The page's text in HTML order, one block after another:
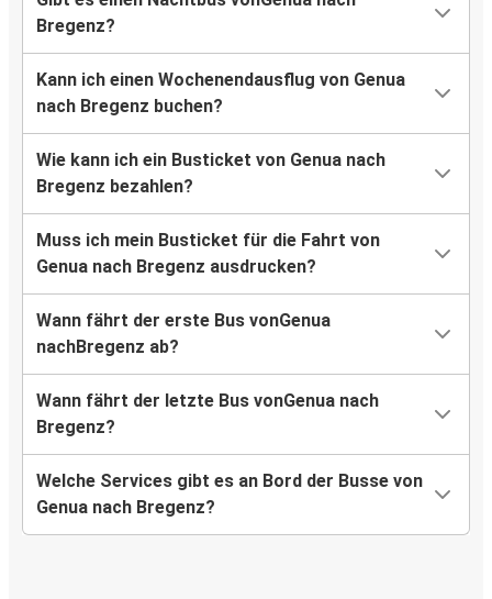
Bregenz?
Kann ich einen Wochenendausflug von Genua
nach Bregenz buchen?
Wie kann ich ein Busticket von Genua nach
Bregenz bezahlen?
Muss ich mein Busticket für die Fahrt von
Genua nach Bregenz ausdrucken?
Wann fährt der erste Bus vonGenua
nachBregenz ab?
Wann fährt der letzte Bus vonGenua nach
Bregenz?
Welche Services gibt es an Bord der Busse von
Genua nach Bregenz?